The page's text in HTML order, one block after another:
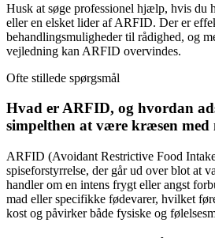
Husk at søge professionel hjælp, hvis du
eller en elsket lider af ARFID. Der er
behandlingsmuligheder til rådighed, og
vejledning kan ARFID overvindes.
Ofte stillede spørgsmål
Hvad er ARFID, og hvordan
simpelthen at være kræsen med
ARFID (Avoidant Restrictive Food
spiseforstyrrelse, der går ud over blot at
handler om en intens frygt eller angst
mad eller specifikke fødevarer, hvilket
kost og påvirker både fysiske og